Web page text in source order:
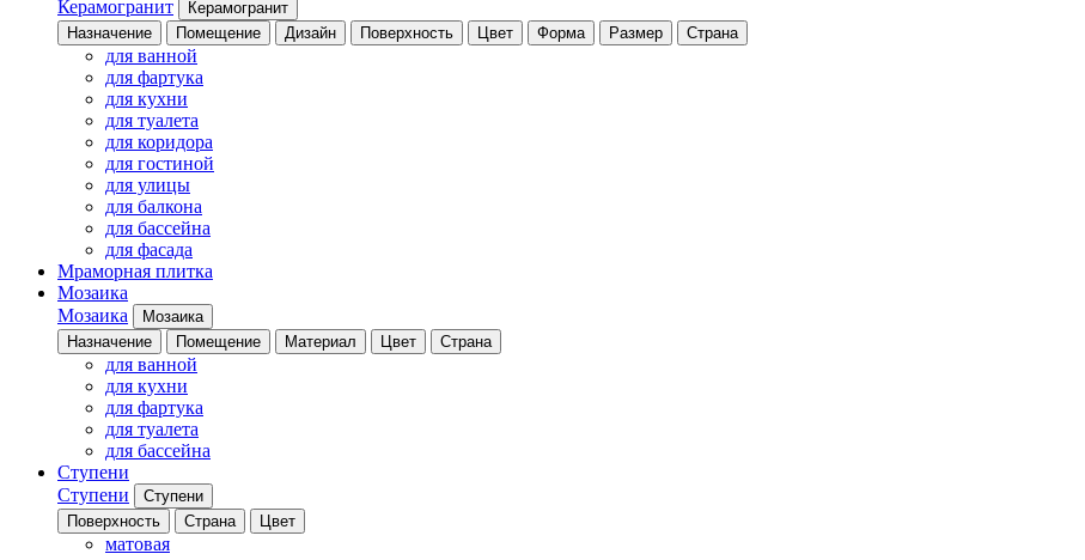
Керамогранит
Керамогранит
Назначение
Помещение Дизайн Поверхность Цвет Форма Размер Страна
для ванной
для фартука
для кухни
для туалета
для коридора
для гостиной
для улицы
для балкона
для бассейна
для фасада
Мраморная плитка
Мозаика
Мозаика
Мозаика
Назначение
Помещение Материал Цвет Страна
для ванной
для кухни
для фартука
для туалета
для бассейна
Ступени
Ступени
Ступени
Поверхность
Страна Цвет
матовая